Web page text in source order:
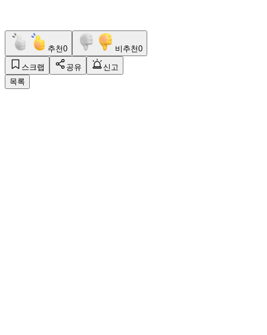
추천0 비추천0
스크랩 공유
신고
목록